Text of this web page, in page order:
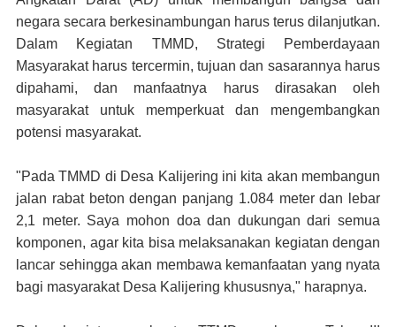
negara secara berkesinambungan harus terus dilanjutkan.
Dalam Kegiatan TMMD, Strategi Pemberdayaan
Masyarakat harus tercermin, tujuan dan sasarannya harus
dipahami, dan manfaatnya harus dirasakan oleh
masyarakat untuk memperkuat dan mengembangkan
potensi masyarakat.
"Pada TMMD di Desa Kalijering ini kita akan membangun
jalan rabat beton dengan panjang 1.084 meter dan lebar
2,1 meter. Saya mohon doa dan dukungan dari semua
komponen, agar kita bisa melaksanakan kegiatan dengan
lancar sehingga akan membawa kemanfaatan yang nyata
bagi masyarakat Desa Kalijering khususnya," harapnya.